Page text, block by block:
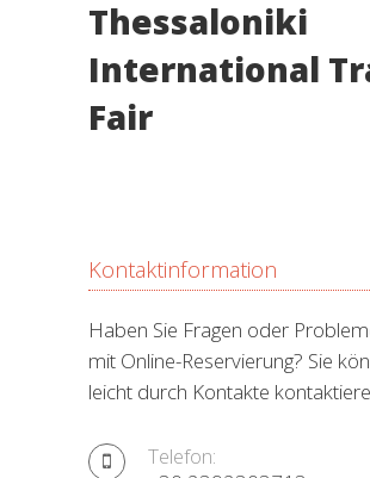
Thessaloniki
International
Fair
Kontaktinformation
Haben Sie Fragen oder
mit Online-Reservierung? Sie
leicht durch Kontakte
Telefon: